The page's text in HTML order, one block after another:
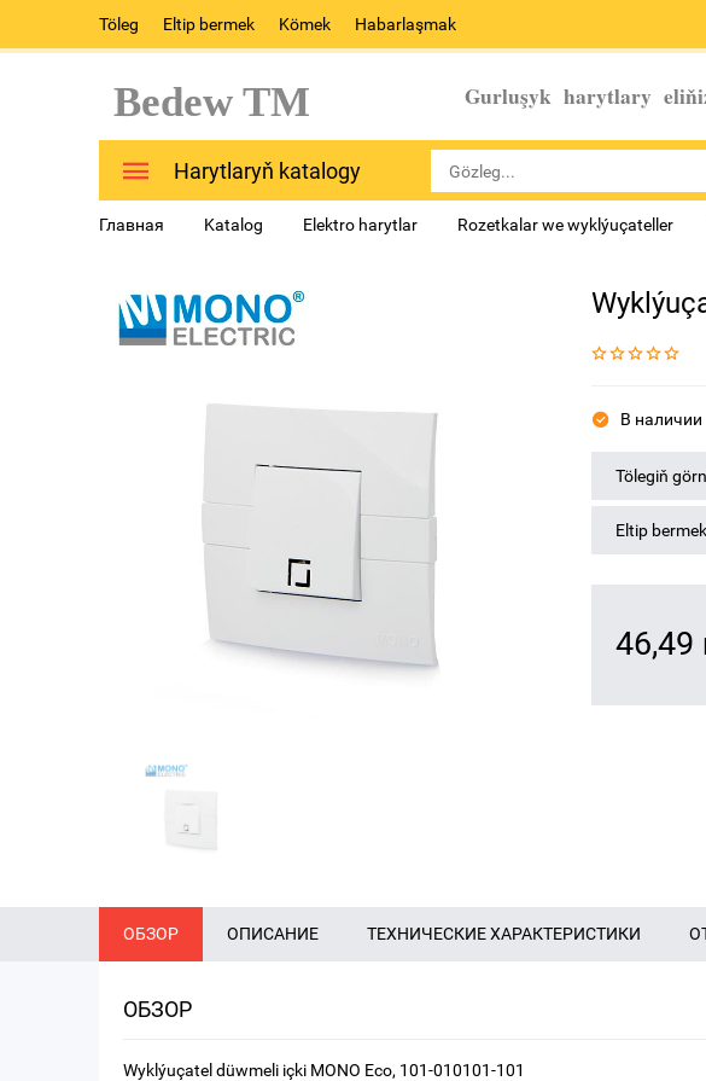
Töleg Eltip bermek Kömek Habarlaşmak
Bedew TM Gurluşyk harytlary
Harytlaryň katalogy
Главная Katalog Elektro harytlar Rozetkalar we wyklýuçateller
В наличии
Tölegiň
Eltip bermek
46,49
ОБЗОР ОПИСАНИЕ ТЕХНИЧЕСКИЕ ХАРАКТЕРИСТИКИ
ОБЗОР
Wyklýuçatel düwmeli içki MONO Eco, 101-010101-101